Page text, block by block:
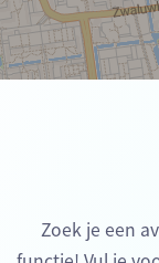
Zoek je een